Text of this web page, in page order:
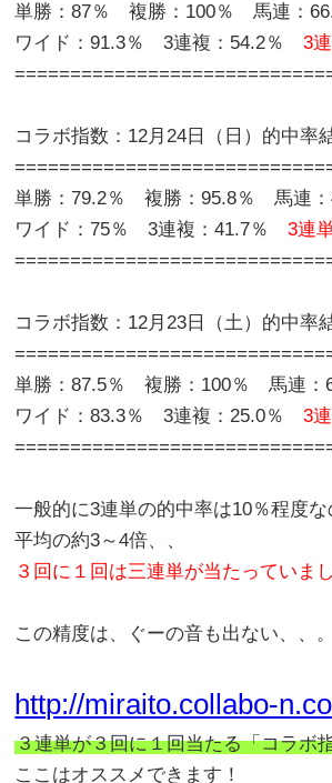
単勝：87％ 複勝：100％ 馬連：
ワイド：91.3％ 3連複：54.2％3
コラボ指数：12月24日（日）的中率
単勝：79.2％ 複勝：95.8％ 馬連：
ワイド：75％ 3連複：41.7％3連
コラボ指数：12月23日（土）的中率
単勝：87.5％ 複勝：100％ 馬連：
ワイド：83.3％ 3連複：25.0％3
一般的に3連単の的中率は10％程度な
平均の約3～4倍、、
３回に１回は三連単が当たっていま
この精度は、ぐーの音も出ない、、。
http://miraito.collabo-
３連単が３回に１回当たる「コラボ
ここはオススメできます！